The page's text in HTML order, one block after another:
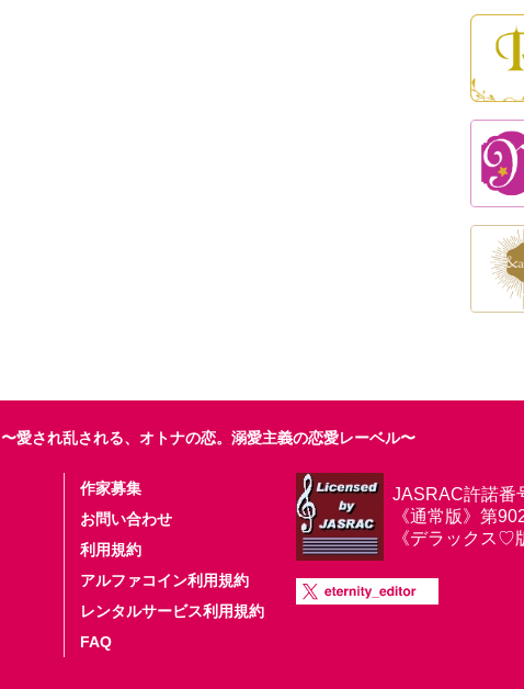
〜愛され乱される、オトナの恋。溺愛主義の恋愛レーベル〜
作家募集
お問い合わせ
利用規約
アルファコイン利用規約
レンタルサービス利用規約
FAQ
JASRAC許諾番
《通常版》第
《デラックス♡